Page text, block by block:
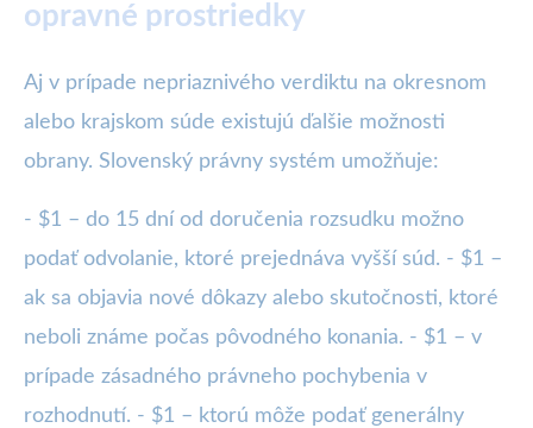
opravné prostriedky
Aj v prípade nepriaznivého verdiktu na okresnom
alebo krajskom súde existujú ďalšie možnosti
obrany. Slovenský právny systém umožňuje:
- $1 – do 15 dní od doručenia rozsudku možno
podať odvolanie, ktoré prejednáva vyšší súd. - $1 –
ak sa objavia nové dôkazy alebo skutočnosti, ktoré
neboli známe počas pôvodného konania. - $1 – v
prípade zásadného právneho pochybenia v
rozhodnutí. - $1 – ktorú môže podať generálny